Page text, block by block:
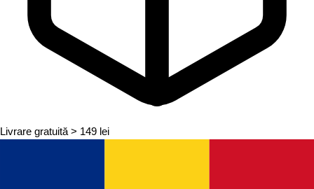
Livrare gratuită > 149 lei